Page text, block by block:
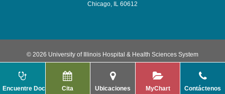
on
on
on
Chicago, IL 60612
© 2026 University of Illinois Hospital & Health Sciences System
Encuentre Doctor Cita Ubicaciones MyChart Contáctenos